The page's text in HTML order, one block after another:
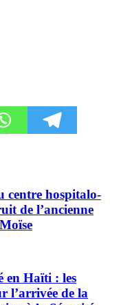
centre hospitalo-
de l’ancienne
en Haïti : les
l’arrivée de la